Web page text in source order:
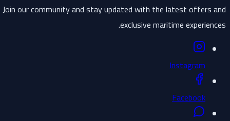
Join our community and stay updated with the latest offers and
exclusive maritime experiences.
Instagram
Facebook